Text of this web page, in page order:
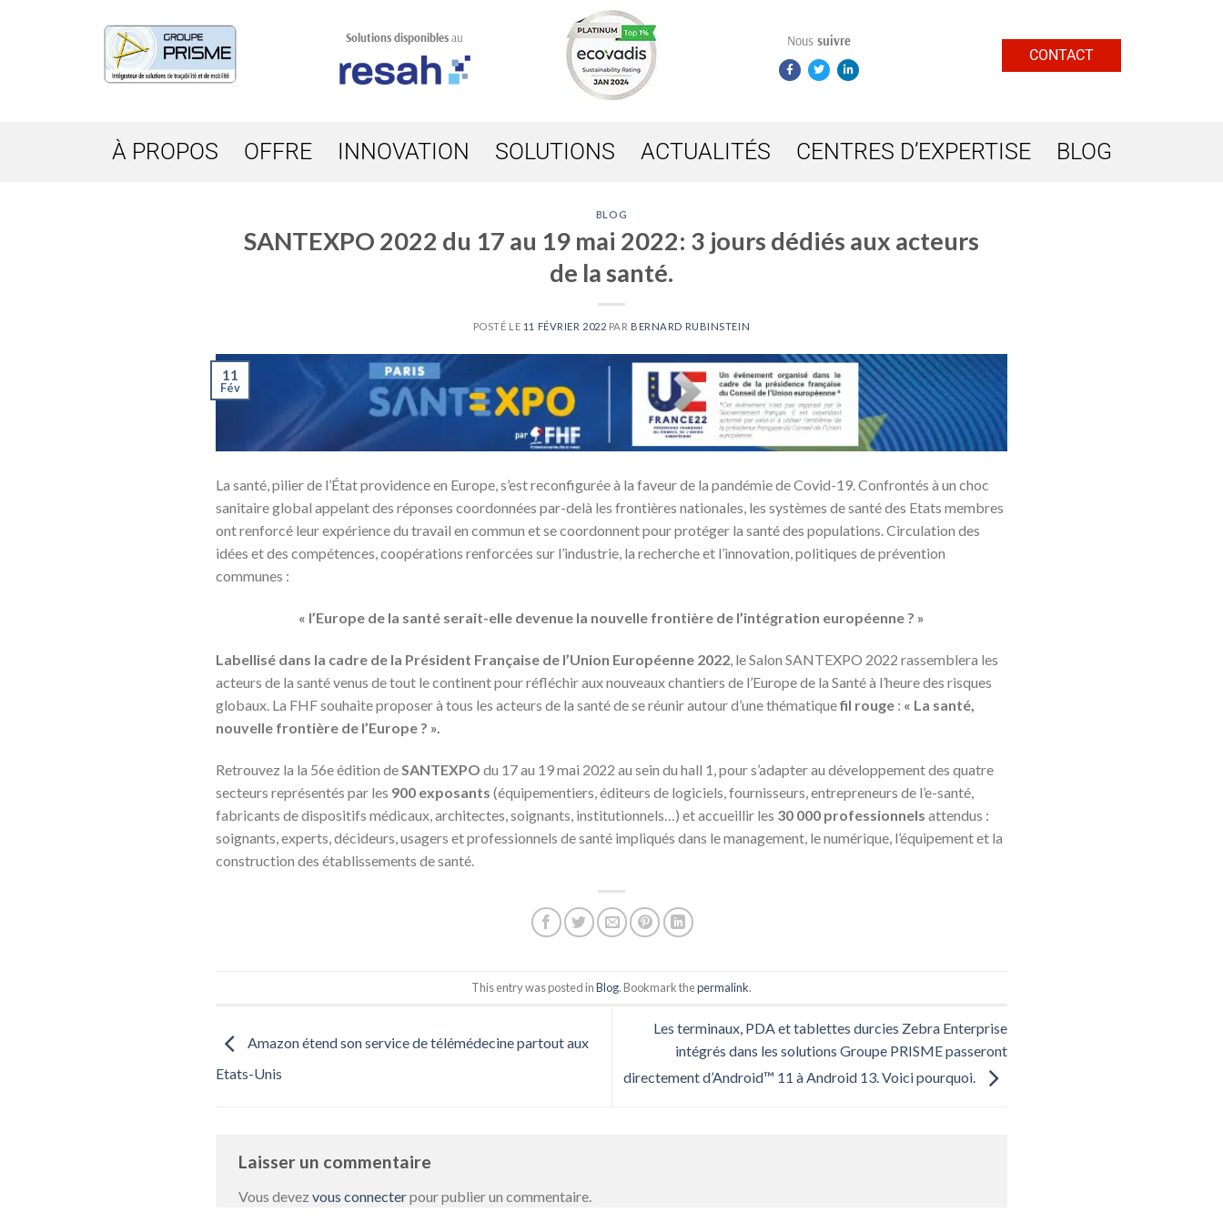
Solutions disponiblesau Nous suivre
CONTACT
À PROPOS OFFRE INNOVATION SOLUTIONS ACTUALITÉS CENTRES D’EXPERTISE BLOG
BLOG
SANTEXPO 2022 du 17 au 19 mai 2022: 3 jours dédiés aux acteurs
de la santé.
POSTÉ LE 11 FÉVRIER 2022 PAR BERNARD RUBINSTEIN
11
Fév
La santé, pilier de l’État providence en Europe, s’est reconfigurée à la faveur de la pandémie de Covid-19. Confrontés à un choc
sanitaire global appelant des réponses coordonnées par-delà les frontières nationales, les systèmes de santé des Etats membres
ont renforcé leur expérience du travail en commun et se coordonnent pour protéger la santé des populations. Circulation des
idées et des compétences, coopérations renforcées sur l’industrie, la recherche et l’innovation, politiques de prévention
communes :
« l’Europe de la santé serait-elle devenue la nouvelle frontière de l’intégration européenne ? »
Labellisé dans la cadre de la Président Française de l’Union Européenne 2022 , le Salon SANTEXPO 2022 rassemblera les
acteurs de la santé venus de tout le continent pour réfléchir aux nouveaux chantiers de l’Europe de la Santé à l’heure des risques
globaux. La FHF souhaite proposer à tous les acteurs de la santé de se réunir autour d’une thématiquefil rouge : « La santé,
nouvelle frontière de l’Europe ? ».
Retrouvez la la 56e édition de SANTEXPO du 17 au 19 mai 2022 au sein du hall 1, pour s’adapter au développement des quatre
secteurs représentés par les 900 exposants (équipementiers, éditeurs de logiciels, fournisseurs, entrepreneurs de l’e-santé,
fabricants de dispositifs médicaux, architectes, soignants, institutionnels…) et accueillir les 30 000 professionnels attendus :
soignants, experts, décideurs, usagers et professionnels de santé impliqués dans le management, le numérique, l’équipement et la
construction des établissements de santé.
This entry was posted inBlog. Bookmark thepermalink.
Amazon étend son service de télémédecine partout aux
Etats-Unis
Les terminaux, PDA et tablettes durcies Zebra Enterprise
intégrés dans les solutions Groupe PRISME passeront
directement d’Android™ 11 à Android 13. Voici pourquoi.
Laisser un commentaire
Vous devez vous connecterpour publier un commentaire.